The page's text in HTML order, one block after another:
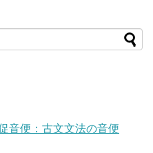
音便：古文文法の音便